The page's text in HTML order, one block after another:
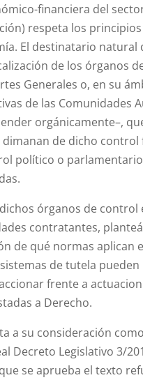
financiera del
respeta los
El destinatario natural
de los órganos
Generales o, en su
de las Comunidades
orgánicamente–,
de dicho control
político o
órganos de
contratantes,
de qué normas aplican
de tutela
frente a
a Derecho.
a su consideración
Decreto Legislativo 3/
se aprueba el texto